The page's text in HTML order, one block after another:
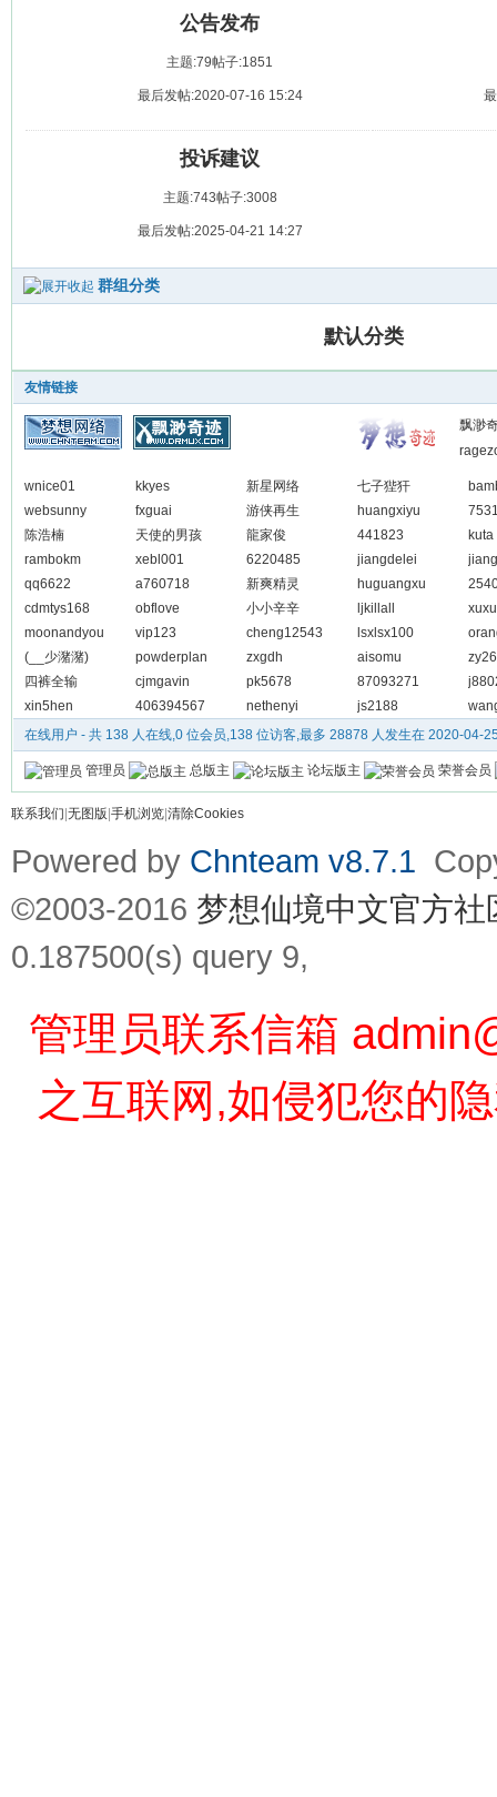
公告发布
主题:79帖子:1851
最后发帖:2020-07-16 15:24
投诉建议
主题:743帖子:3008
最后发帖:2025-04-21 14:27
群组分类
默认分类
友情链接
飘渺
wnice01 kkyes 新星网络 七子狴犴
websunny
fxguai 游侠再生 huangxiyu
陈浩楠
天使的男孩 龍家俊 441823
kuta
rambokm
xebl001 6220485 jiangdelei
qq6622
a760718 新爽精灵 huguangxu
cdmtys168
obflove 小小辛辛 ljkillall
moonandyou
vip123 cheng12543 lsxlsx100
(__少潴潴)
powderplan zxgdh aisomu
四裤全输
cjmgavin pk5678 87093271
xin5hen
406394567 nethenyi js2188
在线用户 - 共 138 人在线,0 位会员,138 位访客,最多 28878 人发生在 2020-04-
管理员 总版主 论坛版主 荣誉会员
联系我们 无图版 手机浏览 清除Cookies
Powered by Chnteam v8.7.1
©2003-2016 梦想仙境中文官方社
0.187500(s) query 9,
管理员联系信箱
之互联网,如侵犯您的